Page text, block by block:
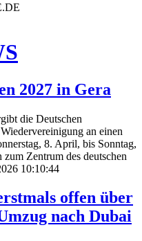
2027 in Gera
die Deutschen
an einen
8. April, bis Sonntag,
Zentrum des deutschen
10:10:44
offen über
nach Dubai